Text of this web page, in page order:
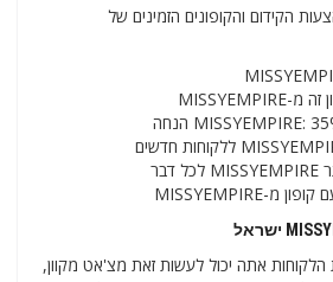
הקידום והקופונים הזמינים של
הלקוחות אתה יכול לעשות זאת מצ'אט מקוון,